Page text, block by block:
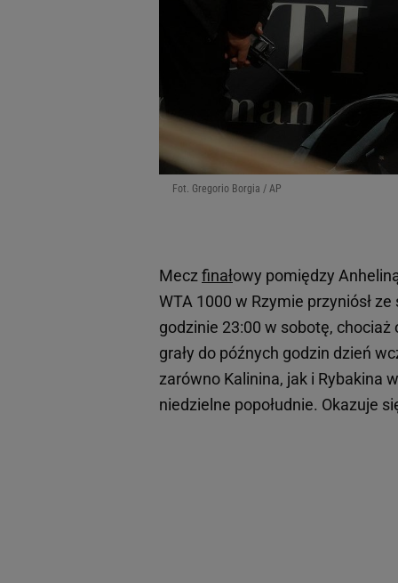
Fot. Gregorio Borgia / AP
Meczfinałowy pomiędzy
WTA 1000 w Rzymie przyniósł
godzinie 23:00 w sobotę, chociaż
grały do późnych godzin dzień
zarówno Kalinina, jak i Rybakina
niedzielne popołudnie. Okazuje